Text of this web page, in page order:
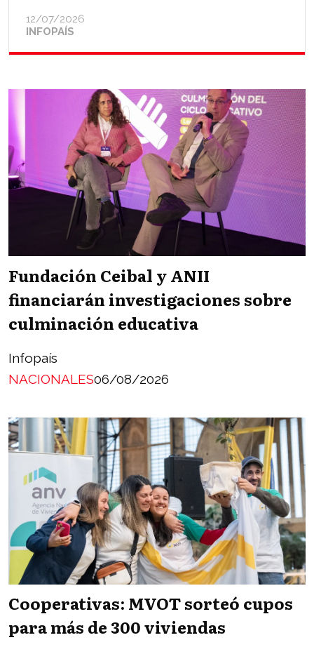
INFOPAÍS
12/07/2026
Fundación Ceibal y ANII
financiarán investigaciones sobre
culminación educativa
Infopaís
NACIONALES06/08/2026
Cooperativas: MVOT sorteó cupos
para más de 300 viviendas